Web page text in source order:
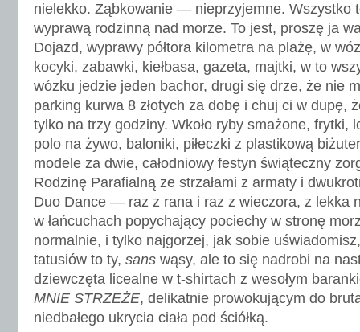
nielekko. Ząbkowanie — nieprzyjemne. Wszystko
wyprawą rodzinną nad morze. To jest, proszę ja
Dojazd, wyprawy półtora kilometra na plażę, w
kocyki, zabawki, kiełbasa, gazeta, majtki, w to
wózku jedzie jeden bachor, drugi się drze, że nie
parking kurwa 8 złotych za dobę i chuj ci w dupę,
tylko na trzy godziny. Wkoło ryby smażone, frytki,
polo na żywo, baloniki, piłeczki z plastikową
modele za dwie, całodniowy festyn świąteczny
Rodzinę Parafialną ze strzałami z armaty i
Duo Dance — raz z rana i raz z wieczora, z lekka
w łańcuchach popychający pociechy w stronę
normalnie, i tylko najgorzej, jak sobie
tatusiów to ty, sans wąsy, ale to się nadrobi na
dziewczęta licealne w t-shirtach z wesołym
MNIE STRZEŻE, delikatnie prowokującym do
niedbałego ukrycia ciała pod ściółką.